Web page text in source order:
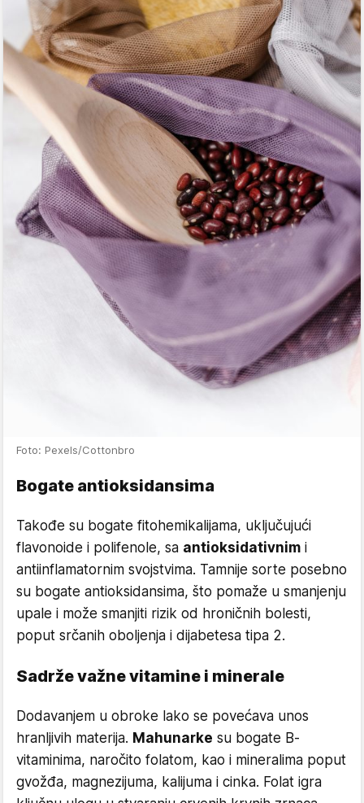
Foto: Pexels/Cottonbro
Bogate antioksidansima
Takođe su bogate fitohemikalijama, uključujući
flavonoide i polifenole, sa antioksidativnim i
antiinflamatornim svojstvima. Tamnije sorte posebno
su bogate antioksidansima, što pomaže u smanjenju
upale i može smanjiti rizik od hroničnih bolesti,
poput srčanih oboljenja i dijabetesa tipa 2.
Sadrže važne vitamine i minerale
Dodavanjem u obroke lako se povećava unos
hranljivih materija. Mahunarke su bogate B-
vitaminima, naročito folatom, kao i mineralima poput
gvožđa, magnezijuma, kalijuma i cinka. Folat igra